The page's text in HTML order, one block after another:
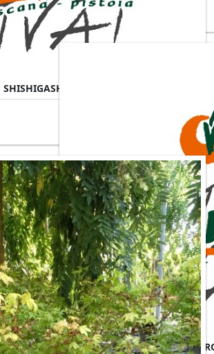
Misure Disponibili ►
ACER PALMATUM SKEETERS